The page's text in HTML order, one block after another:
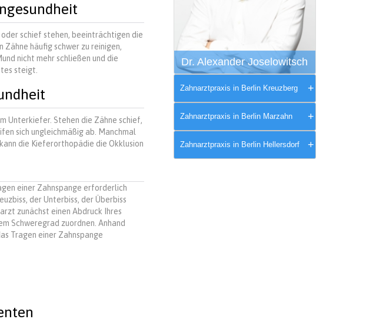
oder schief stehen, beeinträchtigen die
Zähne häufig schwer zu reinigen,
nicht mehr schließen und die
steigt.
Unterkiefer. Stehen die Zähne schief,
sich ungleichmäßig ab. Manchmal
die Kieferorthopädie die Okklusion
einer Zahnspange erforderlich
der Unterbiss, der Überbiss
zunächst einen Abdruck Ihres
Schweregrad zuordnen. Anhand
Tragen einer Zahnspange
Dr. Alexander Joselowitsch
Zahnarztpraxis in Berlin Kreuzberg
Zahnarztpraxis in Berlin Marzahn
Zahnarztpraxis in Berlin Hellersdorf